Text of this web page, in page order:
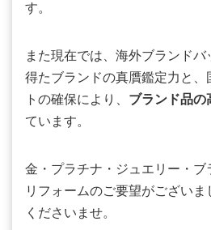
す。
また現在では、海外ブランド
得たブランドの真贋鑑定力と、
トの確保により、 ブランド品の
ています。
金・プラチナ・ジュエリー・ブ
リフォームのご要望がござい
くださいませ。